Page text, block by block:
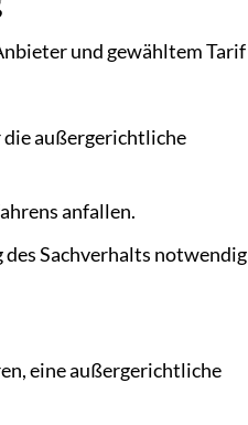
und gewähltem Tarif
die außergerichtliche
anfallen.
Sachverhalts notwendig
eine außergerichtliche